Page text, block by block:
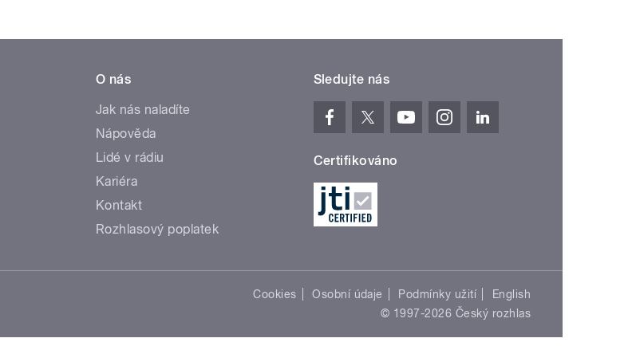
O nás
Jak nás naladíte
Nápověda
Lidé v rádiu
Kariéra
Kontakt
Rozhlasový poplatek
Sledujte nás
Certifikováno
Cookies Osobní údaje Podmínky užití
English
© 1997-2026 Český rozhlas